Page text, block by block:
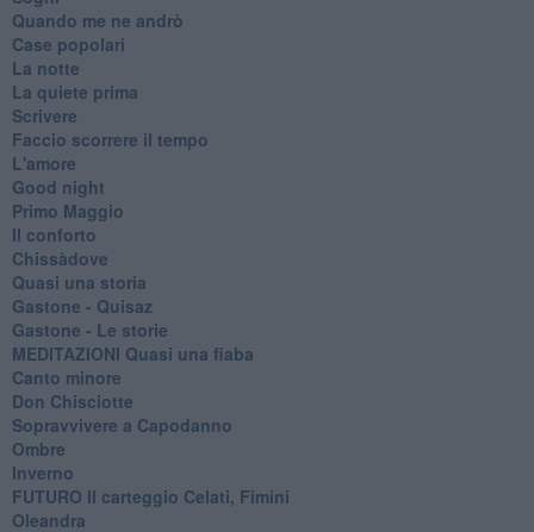
Quando me ne andrò
Case popolari
La notte
La quiete prima
Scrivere
Faccio scorrere il tempo
L'amore
Good night
Primo Maggio
Il conforto
Chissàdove
Quasi una storia
Gastone - Quisaz
Gastone - Le storie
MEDITAZIONI Quasi una fiaba
Canto minore
Don Chisciotte
Sopravvivere a Capodanno
Ombre
Inverno
FUTURO Il carteggio Celati, Fimini
Oleandra